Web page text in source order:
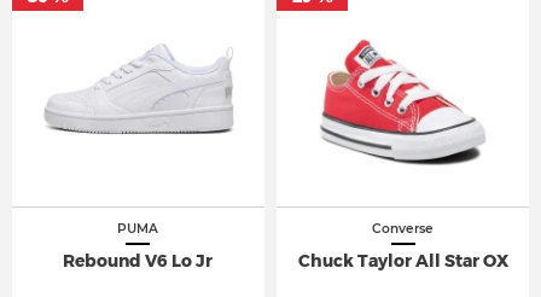
PUMA
Rebound V6 Lo Jr
Converse
Chuck Taylor All Star OX